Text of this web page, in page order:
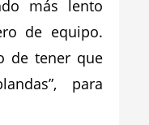
más lento
de equipo.
de tener que
para